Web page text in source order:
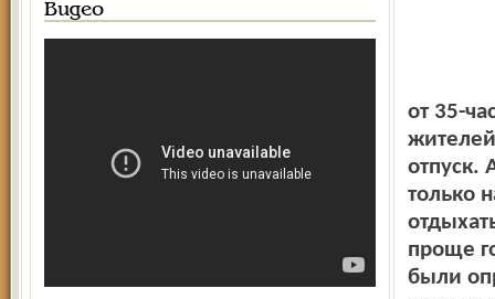
Видео
от 35-
отпуск.
только
проще
были